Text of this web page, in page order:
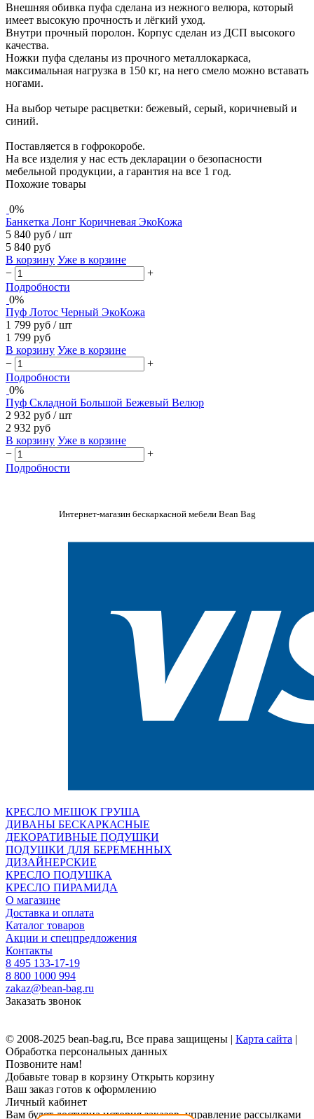
Внешняя обивка пуфа сделана из нежного велюра, который
имеет высокую прочность и лёгкий уход.
Внутри прочный поролон. Корпус сделан из ДСП высокого
качества.
Ножки пуфа сделаны из прочного металлокаркаса,
максимальная нагрузка в 150 кг, на него смело можно вставать
ногами.
На выбор четыре расцветки: бежевый, серый, коричневый и
синий.
Поставляется в гофрокоробе.
На все изделия у нас есть декларации о безопасности
мебельной продукции, а гарантия на все 1 год.
Похожие товары
0%
Банкетка Лонг Коричневая ЭкоКожа
5 840 руб / шт
5 840 руб
В корзину Уже в корзине
−
+
Подробности
0%
Пуф Лотос Черный ЭкоКожа
1 799 руб / шт
1 799 руб
В корзину Уже в корзине
−
+
Подробности
0%
Пуф Складной Большой Бежевый Велюр
2 932 руб / шт
2 932 руб
В корзину Уже в корзине
−
+
Подробности
Интернет-магазин бескаркасной мебели Bean Bag
КРЕСЛО МЕШОК ГРУША
ДИВАНЫ БЕСКАРКАСНЫЕ
ДЕКОРАТИВНЫЕ ПОДУШКИ
ПОДУШКИ ДЛЯ БЕРЕМЕННЫХ
ДИЗАЙНЕРСКИЕ
КРЕСЛО ПОДУШКА
КРЕСЛО ПИРАМИДА
О магазине
Доставка и оплата
Каталог товаров
Акции и спецпредложения
Контакты
8 495 133-17-19
8 800 1000 994
zakaz@bean-bag.ru
Заказать звонок
© 2008-2025 bean-bag.ru, Все права защищены | Карта сайта |
Обработка персональных данных
Позвоните нам!
Добавьте товар в корзину Открыть корзину
Ваш заказ готов к оформлению
Личный кабинет
Вам будет доступна история заказов, управление рассылками